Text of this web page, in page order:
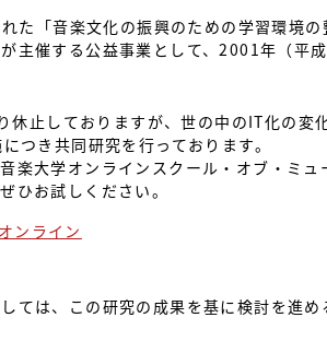
た「音楽文化の振興のための学習環境
主催する公益事業として、2001年（平
止しておりますが、世の中のIT化の変
つき共同研究を行っております。
楽大学オンラインスクール・オブ・ミ
ひお試しください。
ンライン
ては、この研究の成果を基に検討を進